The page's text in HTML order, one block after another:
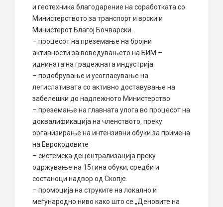
и геотехника благодарение на соработката со
Министерството за транспорт и врски и
Министерот Благој Бочварски.
– процесот на преземање на бројни
активности за воведувањето на БИМ –
иднината на градежната индустрија.
– подобрување и усогласување на
легислативата со активно доставување на
забелешки до надлежното Министерство
– преземање на главната улога во процесот на
доквалификација на членството, преку
организирање на интензивни обуки за примена
на Еврокодовите
– системска децентрализација преку
одржување на 15тина обуки, средби и
состаноци надвор од Скопје.
– промоција на струките на локално и
меѓународно ниво како што се „Деновите на